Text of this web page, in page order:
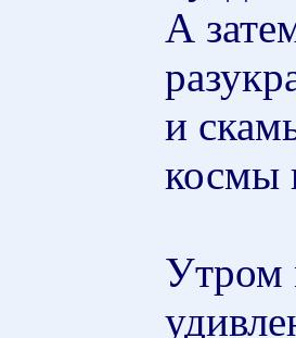
А
и
космы
Утром